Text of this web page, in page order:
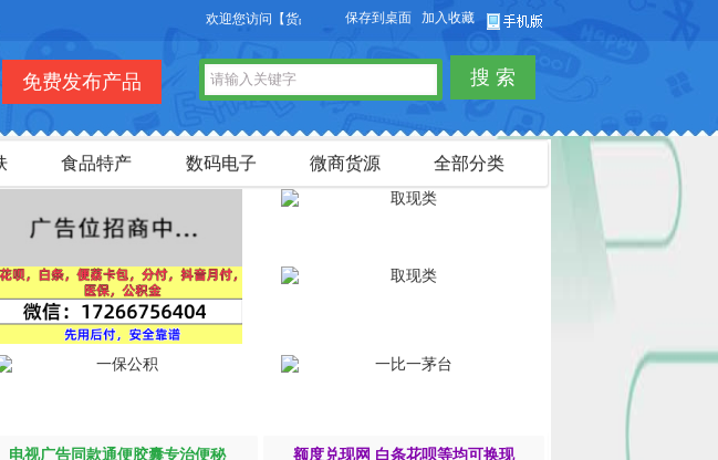
欢迎您访问【货品源】微商货源网站，本站可以免费发布微商货源信息，免费发布供求信
保存到桌面 加入收藏
搜 索
免费发布产品
食品特产 数码电子 微商货源 全部分类
电视广告同款通便胶囊专治便秘 额度兑现网 白条花呗等均可换现